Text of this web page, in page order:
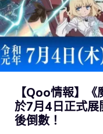
【Qoo情報】
於7月4日正式
後倒數！